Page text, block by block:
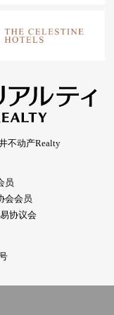
不动产Realty
员
会会员
协议会